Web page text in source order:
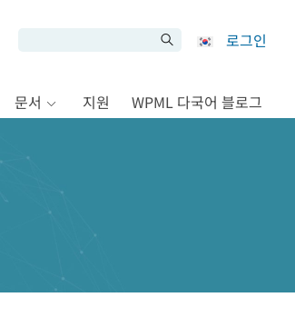
로그인
문서 지원 WPML 다국어 블로그